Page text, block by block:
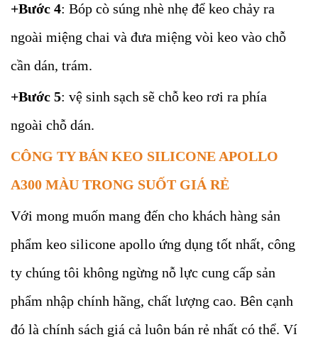
+Bước 4: Bóp cò súng nhè nhẹ để keo chảy ra
ngoài miệng chai và đưa miệng vòi keo vào chỗ
cần dán, trám.
+Bước 5: vệ sinh sạch sẽ chỗ keo rơi ra phía
ngoài chỗ dán.
CÔNG TY BÁN KEO SILICONE APOLLO
A300 MÀU TRONG SUỐT GIÁ RẺ
Với mong muốn mang đến cho khách hàng sản
phẩm keo silicone apollo ứng dụng tốt nhất, công
ty chúng tôi không ngừng nỗ lực cung cấp sản
phẩm nhập chính hãng, chất lượng cao. Bên cạnh
đó là chính sách giá cả luôn bán rẻ nhất có thể. Ví